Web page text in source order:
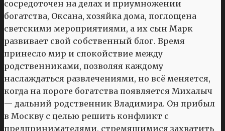
сосредоточен на делах и приумножении
богатства, Оксана, хозяйка дома, поглощена
светскими мероприятиями, а их сын Марк
развивает свой собственный блог. Время
принесло мир и спокойствие между
родственниками, позволяя каждому
наслаждаться развлечениями, но всё меняется,
когда на пороге богатства появляется Михалыч
— дальний родственник Владимира. Он прибыл
в Москву с целью решить конфликт с
предпринимателями, стремящимися захватить